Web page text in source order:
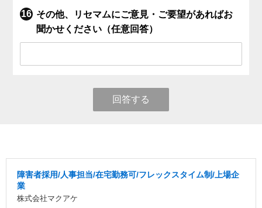
その他、リセマムにご意見・ご要望があればお
聞かせください（任意回答）
回答する
障害者採用/人事担当/在宅勤務可/フレックスタイム制/上場企
業
株式会社マクアケ